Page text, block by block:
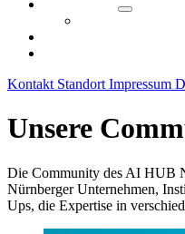
Kontakt Standort Impressum
Unsere
Die Community des AI HUB
Nürnberger Unternehmen,
Ups, die Expertise in